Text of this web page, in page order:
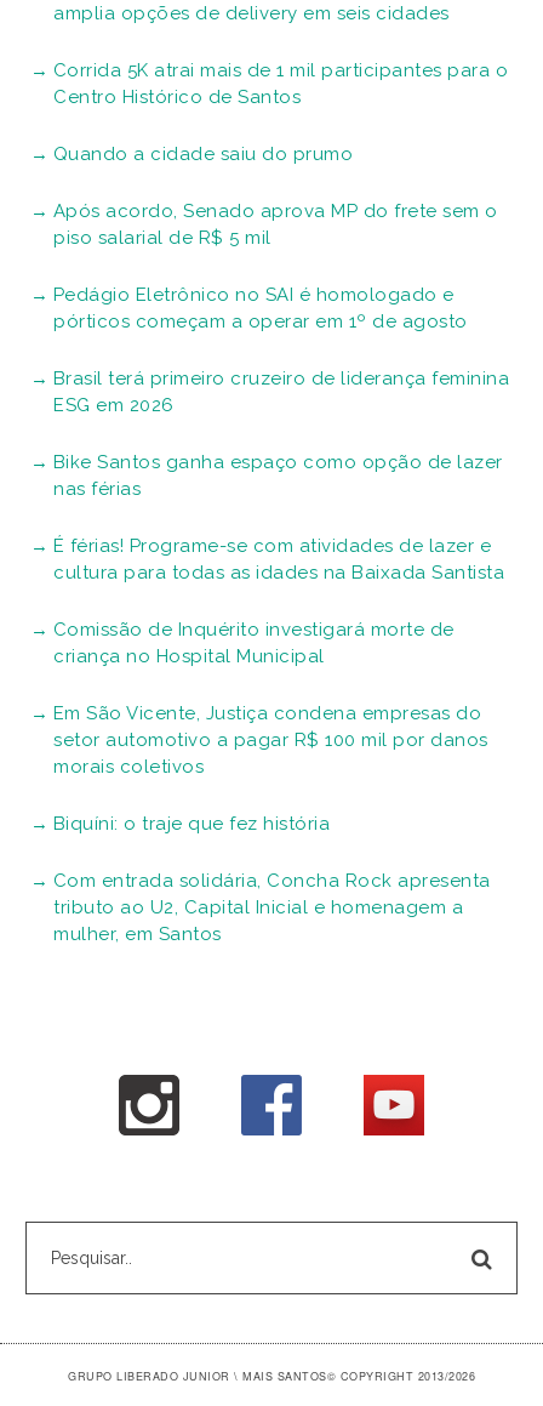
amplia opções de delivery em seis cidades
Corrida 5K atrai mais de 1 mil participantes para o
Centro Histórico de Santos
Quando a cidade saiu do prumo
Após acordo, Senado aprova MP do frete sem o
piso salarial de R$ 5 mil
Pedágio Eletrônico no SAI é homologado e
pórticos começam a operar em 1º de agosto
Brasil terá primeiro cruzeiro de liderança feminina
ESG em 2026
Bike Santos ganha espaço como opção de lazer
nas férias
É férias! Programe-se com atividades de lazer e
cultura para todas as idades na Baixada Santista
Comissão de Inquérito investigará morte de
criança no Hospital Municipal
Em São Vicente, Justiça condena empresas do
setor automotivo a pagar R$ 100 mil por danos
morais coletivos
Biquíni: o traje que fez história
Com entrada solidária, Concha Rock apresenta
tributo ao U2, Capital Inicial e homenagem a
mulher, em Santos
GRUPO LIBERADO JUNIOR \ MAIS SANTOS© COPYRIGHT 2013/2026